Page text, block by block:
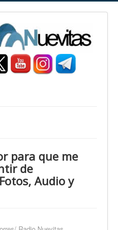
para que me
de
Audio y